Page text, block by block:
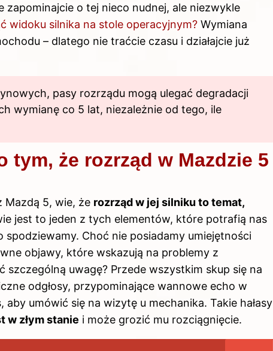
zapominajcie o tej nieco nudnej, ale niezwykle
widoku silnika na stole operacyjnym? Wymiana
– dlatego nie traćcie czasu i działajcie już
pasy rozrządu mogą ulegać degradacji
wymianę co 5 lat, niezależnie od tego, ile
tym, że rozrząd w Mazdzie 5
Mazdą 5, wie, że rozrząd w jej silniku to temat,
jest to jeden z tych elementów, które potrafią nas
spodziewamy. Choć nie posiadamy umiejętności
objawy, które wskazują na problemy z
uwagę? Przede wszystkim skup się na
odgłosy, przypominające wannowe echo w
umówić się na wizytę u mechanika. Takie hałasy
w złym stanie i może grozić mu rozciągnięcie.